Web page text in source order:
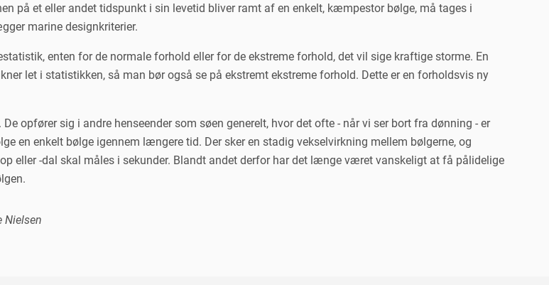
på et eller andet tidspunkt i sin levetid bliver ramt af en enkelt, kæmpestor bølge, må tages i
marine designkriterier.
enten for de normale forhold eller for de ekstreme forhold, det vil sige kraftige storme. En
let i statistikken, så man bør også se på ekstremt ekstreme forhold. Dette er en forholdsvis ny
opfører sig i andre henseender som søen generelt, hvor det ofte - når vi ser bort fra dønning - er
en enkelt bølge igennem længere tid. Der sker en stadig vekselvirkning mellem bølgerne, og
eller -dal skal måles i sekunder. Blandt andet derfor har det længe været vanskeligt at få pålidelige
Nielsen